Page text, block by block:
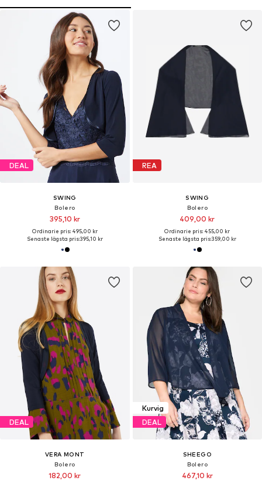
DEAL
SWING
Bolero
395,10 kr
Ordinarie pris: 495,00 kr
Senaste lägsta pris:395,10 kr
REA
SWING
Bolero
409,00 kr
Ordinarie pris: 455,00 kr
Senaste lägsta pris:359,00 kr
DEAL
VERA MONT
Bolero
182,00 kr
Kurvig
DEAL
SHEEGO
Bolero
467,10 kr